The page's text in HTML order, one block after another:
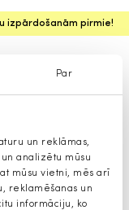
Par
un reklāmas,
analizētu mūsu
mūsu vietni, mēs arī
reklamēšanas un
informāciju, ko
izpārdošanām pirmie!